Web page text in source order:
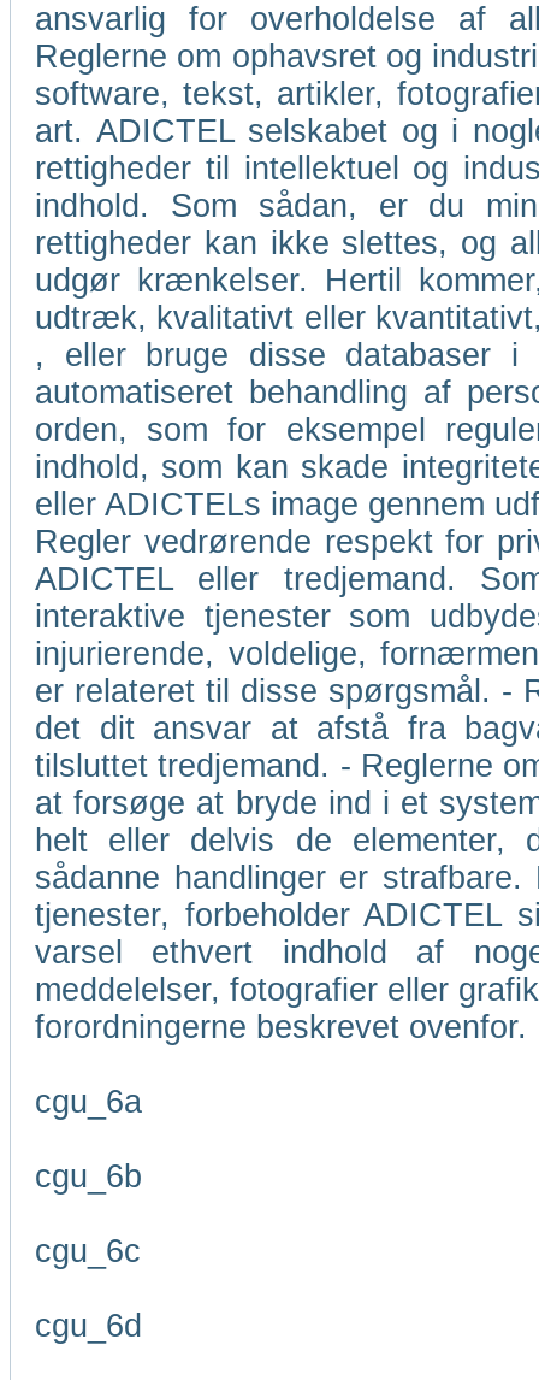
ansvarlig for overholdelse af
Reglerne om ophavsret og
software, tekst, artikler,
art. ADICTEL selskabet og i
rettigheder til intellektuel og
indhold. Som sådan, er du
rettigheder kan ikke slettes, og
udgør krænkelser. Hertil
udtræk, kvalitativt eller
, eller bruge disse databaser i
automatiseret behandling af
orden, som for eksempel
indhold, som kan skade
eller ADICTELs image gennem
Regler vedrørende respekt for
ADICTEL eller tredjemand.
interaktive tjenester som
injurierende, voldelige,
er relateret til disse spørgsmål. -
det dit ansvar at afstå fra
tilsluttet tredjemand. - Reglerne
at forsøge at bryde ind i et
helt eller delvis de elementer,
sådanne handlinger er
tjenester, forbeholder ADICTEL
varsel ethvert indhold af
meddelelser, fotografier eller
forordningerne beskrevet ovenfor.
cgu_6a
cgu_6b
cgu_6c
cgu_6d